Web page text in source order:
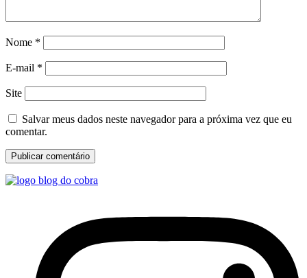
Nome *
E-mail *
Site
Salvar meus dados neste navegador para a próxima vez que eu
comentar.